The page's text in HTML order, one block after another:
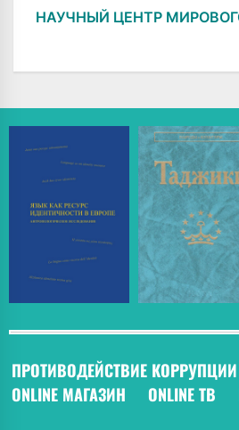
НАУЧНЫЙ ЦЕНТР
ПРОТИВОДЕЙСТВИЕ
ONLINE МАГАЗИН
ONLINE ТВ